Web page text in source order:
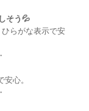
そう💦
らがな表示で安
心。